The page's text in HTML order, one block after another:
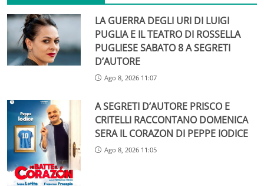
LA GUERRA DEGLI URI DI LUIGI
PUGLIA E IL TEATRO DI ROSSELLA
PUGLIESE SABATO 8 A SEGRETI
D’AUTORE
Ago 8, 2026 11:07
A SEGRETI D’AUTORE PRISCO E
CRITELLI RACCONTANO DOMENICA
SERA IL CORAZON DI PEPPE IODICE
Ago 8, 2026 11:05